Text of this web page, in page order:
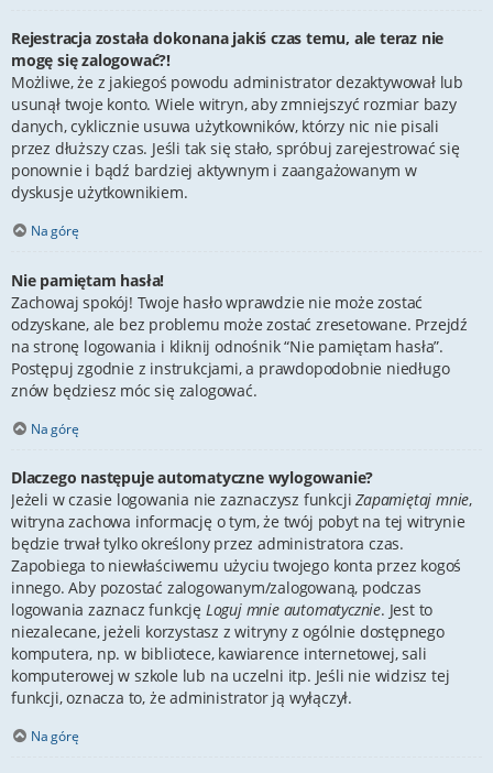
Rejestracja została dokonana jakiś czas temu, ale teraz nie
mogę się zalogować?!
Możliwe, że z jakiegoś powodu administrator dezaktywował lub
usunął twoje konto. Wiele witryn, aby zmniejszyć rozmiar bazy
danych, cyklicznie usuwa użytkowników, którzy nic nie pisali
przez dłuższy czas. Jeśli tak się stało, spróbuj zarejestrować się
ponownie i bądź bardziej aktywnym i zaangażowanym w
dyskusje użytkownikiem.
Na górę
Nie pamiętam hasła!
Zachowaj spokój! Twoje hasło wprawdzie nie może zostać
odzyskane, ale bez problemu może zostać zresetowane. Przejdź
na stronę logowania i kliknij odnośnik “Nie pamiętam hasła”.
Postępuj zgodnie z instrukcjami, a prawdopodobnie niedługo
znów będziesz móc się zalogować.
Na górę
Dlaczego następuje automatyczne wylogowanie?
Jeżeli w czasie logowania nie zaznaczysz funkcjiZapamiętaj mnie,
witryna zachowa informację o tym, że twój pobyt na tej witrynie
będzie trwał tylko określony przez administratora czas.
Zapobiega to niewłaściwemu użyciu twojego konta przez kogoś
innego. Aby pozostać zalogowanym/zalogowaną, podczas
logowania zaznacz funkcję Loguj mnie automatycznie. Jest to
niezalecane, jeżeli korzystasz z witryny z ogólnie dostępnego
komputera, np. w bibliotece, kawiarence internetowej, sali
komputerowej w szkole lub na uczelni itp. Jeśli nie widzisz tej
funkcji, oznacza to, że administrator ją wyłączył.
Na górę